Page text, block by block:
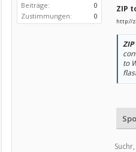
Beiträge:
0
Zustimmungen:
0
ZIP
http://
ZIP
to
Suchr,